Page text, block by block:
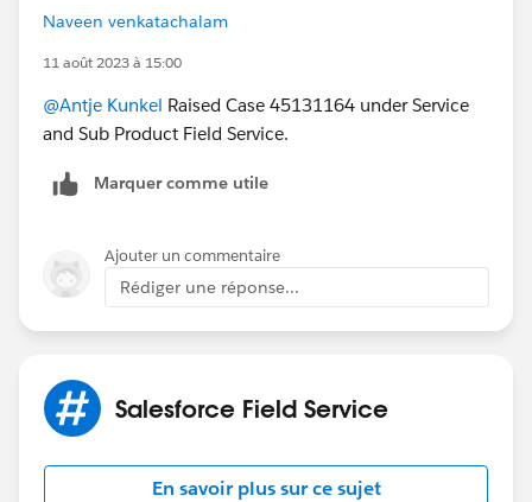
Naveen venkatachalam
11 août 2023 à 15:00
@Antje Kunkel Raised Case 45131164 under Service
and Sub Product Field Service.
Marquer comme utile
Ajouter un commentaire
Rédiger une réponse...
Salesforce Field Service
En savoir plus sur ce sujet